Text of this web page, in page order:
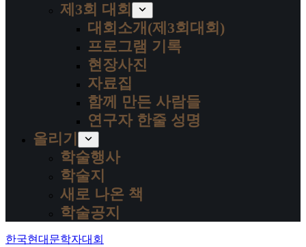
제3회 대회
대회소개(제3회대회)
프로그램 기록
현장사진
자료집
함께 만든 사람들
연구자 한줄 성명
올리기
학술행사
학술지
새로 나온 책
학술공지
한국현대문학자대회